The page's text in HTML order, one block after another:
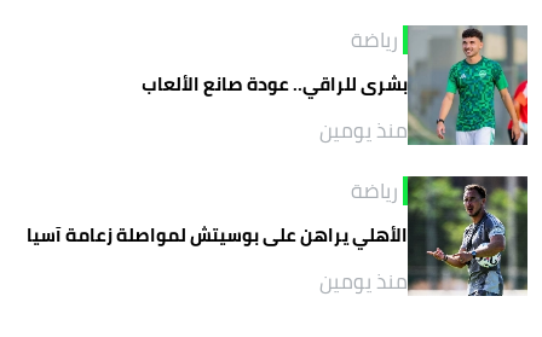
رياضة
بشرى للراقي.. عودة صانع الألعاب
منذ يومين
رياضة
الأهلي يراهن على بوسيتش لمواصلة زعامة آسيا
منذ يومين